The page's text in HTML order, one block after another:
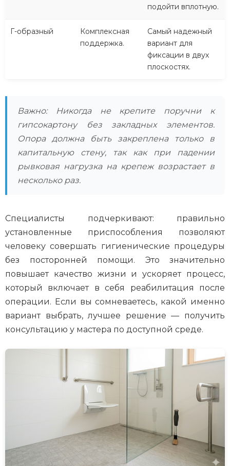
подойти вплотную.
Г-образный
Комплексная
поддержка.
Самый надежный
вариант для
фиксации в двух
плоскостях.
Важно: Никогда не крепите поручни к
гипсокартону без закладных элементов.
Опора должна быть закреплена только в
капитальную стену, так как при падении
рывковая нагрузка на крепеж возрастает в
несколько раз.
Специалисты подчеркивают: правильно
установленные приспособления позволяют
человеку совершать гигиенические процедуры
без посторонней помощи. Это значительно
повышает качество жизни и ускоряет процесс,
который включает в себя реабилитация после
операции. Если вы сомневаетесь, какой именно
вариант выбрать, лучшее решение — получить
консультацию у мастера по доступной среде.